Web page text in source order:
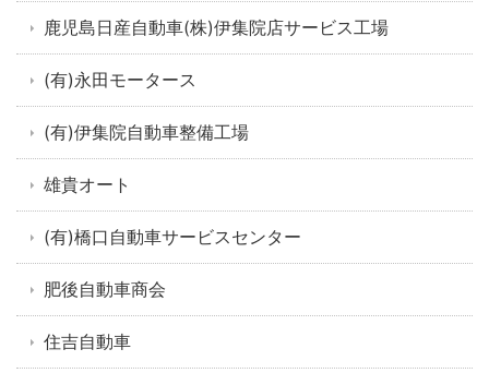
鹿児島日産自動車(株)伊集院店サービス工場
(有)永田モータース
(有)伊集院自動車整備工場
雄貴オート
(有)橋口自動車サービスセンター
肥後自動車商会
住吉自動車